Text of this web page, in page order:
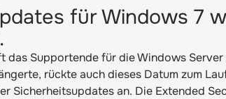
für Windows 7
das Supportende für die Windows
rückte auch dieses Datum zum
Sicherheitsupdates an. Die Extended